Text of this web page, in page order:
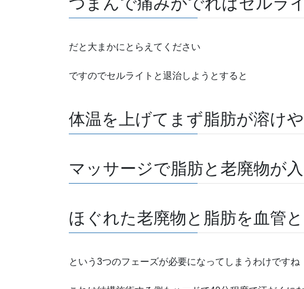
だと大まかにとらえてください
ですのでセルライトと退治しようとすると
体温を上げてまず脂肪が溶け
マッサージで脂肪と老廃物が
ほぐれた老廃物と脂肪を血管
という3つのフェーズが必要になってしまうわけですね